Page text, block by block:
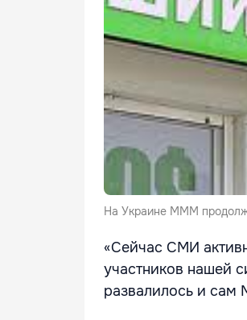
На Украине МММ
«Сейчас СМИ
участников нашей
развалилось и сам